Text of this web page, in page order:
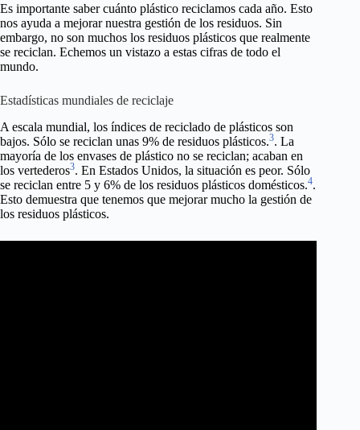
Es importante saber cuánto plástico reciclamos cada año. Esto
nos ayuda a mejorar nuestra gestión de los residuos. Sin
embargo, no son muchos los residuos plásticos que realmente
se reciclan. Echemos un vistazo a estas cifras de todo el
mundo.
Estadísticas mundiales de reciclaje
A escala mundial, los índices de reciclado de plásticos son
bajos. Sólo se reciclan unas 9% de residuos plásticos.3. La
mayoría de los envases de plástico no se reciclan; acaban en
los vertederos3. En Estados Unidos, la situación es peor. Sólo
se reciclan entre 5 y 6% de los residuos plásticos domésticos.4.
Esto demuestra que tenemos que mejorar mucho la gestión de
los residuos plásticos.